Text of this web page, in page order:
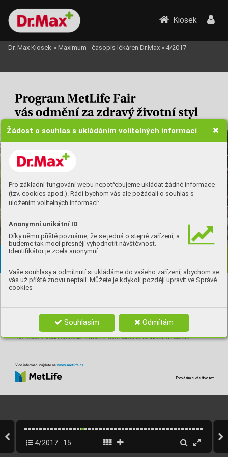
Žádost o souhlas s ukládáním volitelných informací
Pro základní fungování webu nepotřebujeme ukládat žádné informace
(tzv. cookies apod.). Rádi bychom vás ale požádali o souhlas s
uložením volitelných informací:
Anonymní unikátní ID
Díky němu příště poznáme, že se jedná o stejné zařízení, a
budeme tak moci přesněji vyhodnotit návštěvnost.
Identifikátor je zcela anonymní.
Vaše souhlasy a odmítnutí si ukládáme do vašeho zařízení, abychom se
vás už příště znovu neptali. Můžete je kdykoli později upravit ve Správě
cookies
Souhlasím Odmítám
Provázíme vás životem
Kiosek
Dr. Max Kiosek » Maximum - časopis lékáren Dr.Max » 4/2017
4/2017 15